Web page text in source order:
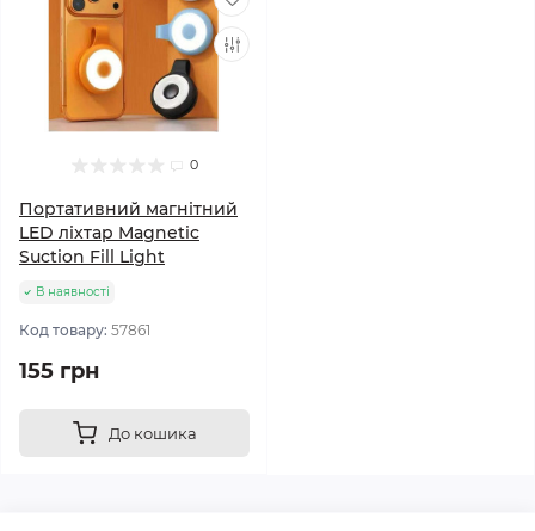
0
Портативний магнітний
LED ліхтар Magnetic
Suction Fill Light
В наявності
Код товару: 57861
155 грн
До кошика